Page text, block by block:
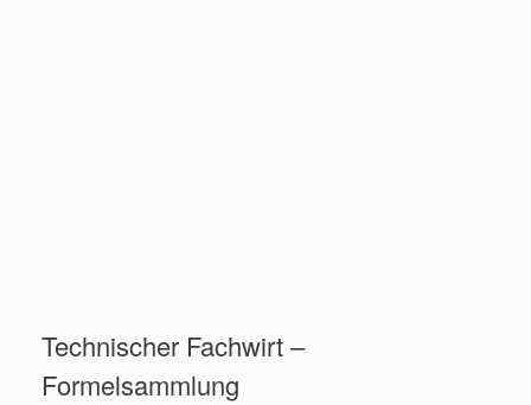
Technischer Fachwirt –
Formelsammlung